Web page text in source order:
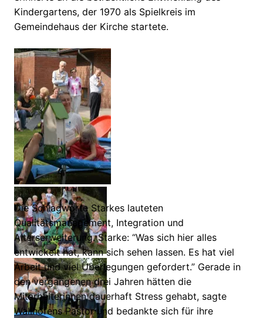
Kindergartens, der 1970 als Spielkreis im
Gemeindehaus der Kirche startete.
Die Schlagworte Starkes lauteten
Qualitätsmanagement, Integration und
Alterserweiterung. Starke: “Was sich hier alles
entwickelt hat, kann sich sehen lassen. Es hat viel
Arbeit und viel Überlegungen gefordert.” Gerade in
den vergangenen drei Jahren hätten die
Mitarbeiterinnen dauerhaft Stress gehabt, sagte
Wallhöfens Pastor und bedankte sich für ihre